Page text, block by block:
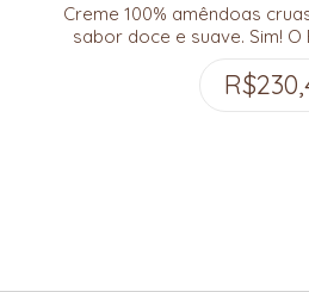
Creme 100% amêndoas
sabor doce e suave. Sim! O
butter de verdade, repleta
saudáveis, versatilidade
R$